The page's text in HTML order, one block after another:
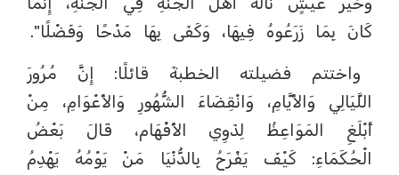
كَانَ بِمَا زَرَعُوهُ فِيهَا، وَكَفَى بِهَا مَدْحًا وَفَضْلًا".
واختتم فضيلته الخطبةَ قائلًا: إِنَّ مُرُورَ
اللَّيَالِي وَالأَيَّامِ، وَانْقِضَاءَ الشُّهُورِ وَالأَعْوَامِ، مِنْ
أَبْلَغِ المَوَاعِظُ لِذَوِي الأَفْهَام، قَالَ بَعْضُ
الْحُكَمَاءِ: كَيْفَ يَفْرَحُ بِالدُّنْيَا مَنْ يَوْمُهُ يَهْدِمُ